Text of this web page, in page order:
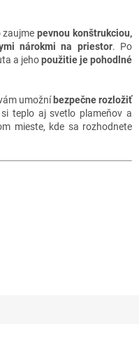
zaujmepevnou konštrukciou,
nárokmi na priestor. Po
a jehopoužitie je pohodlné
umožní bezpečne rozložiť
teplo aj svetlo plameňov a
mieste, kde sa rozhodnete